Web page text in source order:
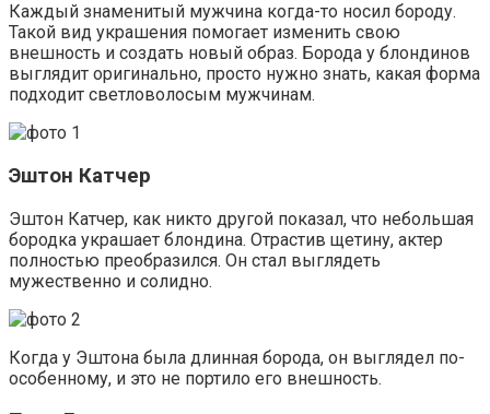
Каждый знаменитый мужчина когда-то носил бороду.
Такой вид украшения помогает изменить свою
внешность и создать новый образ. Борода у блондинов
выглядит оригинально, просто нужно знать, какая форма
подходит светловолосым мужчинам.
Эштон Катчер
Эштон Катчер, как никто другой показал, что небольшая
бородка украшает блондина. Отрастив щетину, актер
полностью преобразился. Он стал выглядеть
мужественно и солидно.
Когда у Эштона была длинная борода, он выглядел по-
особенному, и это не портило его внешность.